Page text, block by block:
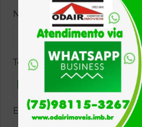
Nome
Telefone
E-mail